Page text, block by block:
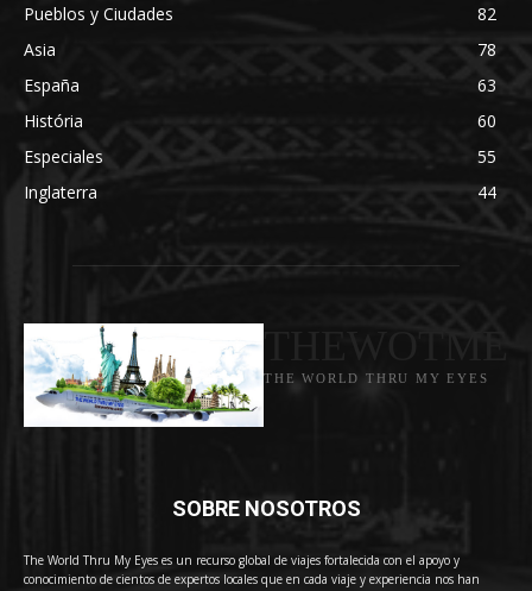
Pueblos y Ciudades
82
Asia
78
España
63
História
60
Especiales
55
Inglaterra
44
THE WORLD THRU MY EYES
SOBRE NOSOTROS
The World Thru My Eyes es un recurso global de viajes fortalecida con el apoyo y
conocimiento de cientos de expertos locales que en cada viaje y experiencia nos han